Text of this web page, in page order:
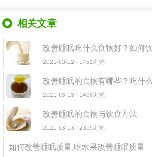
相关文章
改善睡眠吃什么食物好？如何
2021-03-12 · 1452浏览
改善睡眠的食物有哪些？吃什
2021-03-13 · 1460浏览
改善睡眠的食物与饮食方法
2021-03-13 · 2355浏览
如何改善睡眠质量,吃水果改善睡眠质量